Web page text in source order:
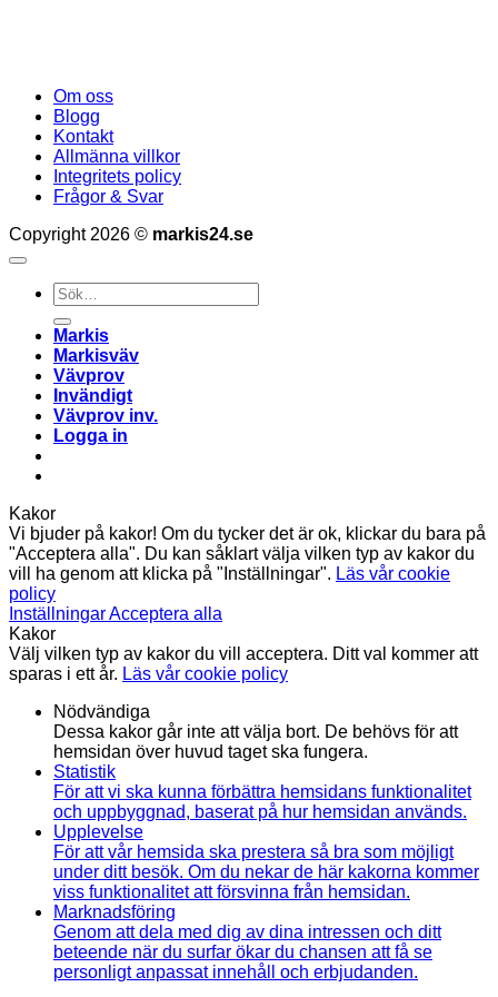
Om oss
Blogg
Kontakt
Allmänna villkor
Integritets policy
Frågor & Svar
Copyright 2026 © markis24.se
Sök
efter:
Markis
Markisväv
Vävprov
Invändigt
Vävprov inv.
Logga in
Kakor
Vi bjuder på kakor! Om du tycker det är ok, klickar du bara på
"Acceptera alla". Du kan såklart välja vilken typ av kakor du
vill ha genom att klicka på "Inställningar". Läs vår cookie
policy
InställningarAcceptera alla
Kakor
Välj vilken typ av kakor du vill acceptera. Ditt val kommer att
sparas i ett år. Läs vår cookie policy
Nödvändiga
Dessa kakor går inte att välja bort. De behövs för att
hemsidan över huvud taget ska fungera.
Statistik
För att vi ska kunna förbättra hemsidans funktionalitet
och uppbyggnad, baserat på hur hemsidan används.
Upplevelse
För att vår hemsida ska prestera så bra som möjligt
under ditt besök. Om du nekar de här kakorna kommer
viss funktionalitet att försvinna från hemsidan.
Marknadsföring
Genom att dela med dig av dina intressen och ditt
beteende när du surfar ökar du chansen att få se
personligt anpassat innehåll och erbjudanden.